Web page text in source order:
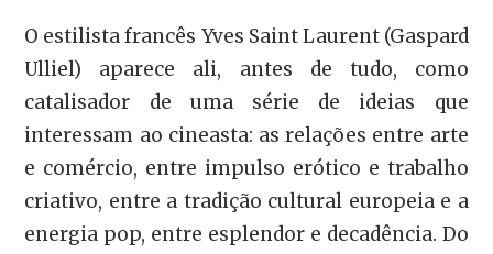
O estilista francês Yves Saint Laurent (Gaspard
Ulliel) aparece ali, antes de tudo, como
catalisador de uma série de ideias que
interessam ao cineasta: as relações entre arte
e comércio, entre impulso erótico e trabalho
criativo, entre a tradição cultural europeia e a
energia pop, entre esplendor e decadência. Do